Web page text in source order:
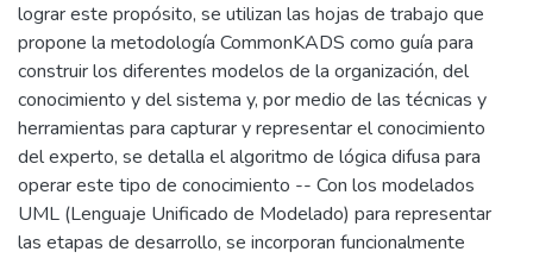
lograr este propósito, se utilizan las hojas de trabajo que
propone la metodología CommonKADS como guía para
construir los diferentes modelos de la organización, del
conocimiento y del sistema y, por medio de las técnicas y
herramientas para capturar y representar el conocimiento
del experto, se detalla el algoritmo de lógica difusa para
operar este tipo de conocimiento -- Con los modelados
UML (Lenguaje Unificado de Modelado) para representar
las etapas de desarrollo, se incorporan funcionalmente